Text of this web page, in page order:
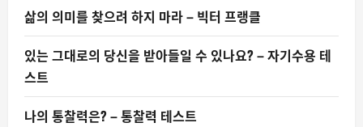
삶의 의미를 찾으려 하지 마라 – 빅터 프랭클
있는 그대로의 당신을 받아들일 수 있나요? – 자기수용 테
스트
나의 통찰력은? – 통찰력 테스트